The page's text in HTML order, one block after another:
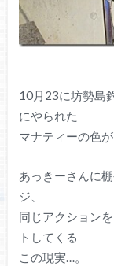
10月23に坊勢島
にやられた
マナティーの色
あっきーさんに
ジ、
同じアクション
トしてくる
この現実…。